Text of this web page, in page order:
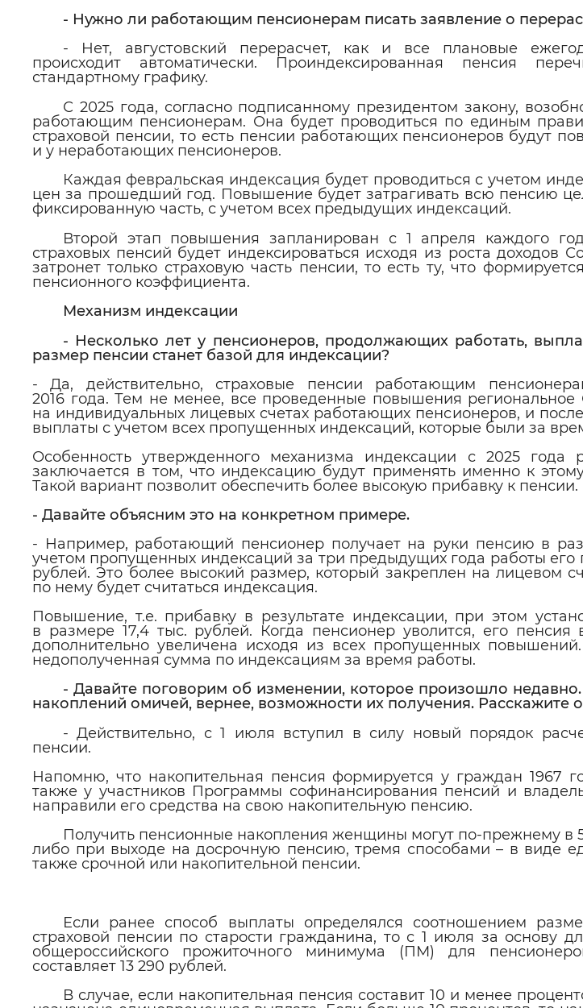
- Нужно ли работающим пенсионерам писать заявление о
- Нет, августовский перерасчет, как и все плановые
происходит автоматически. Проиндексированная пенсия
стандартному графику.
С 2025 года, согласно подписанному президентом закону,
работающим пенсионерам. Она будет проводиться по единым
страховой пенсии, то есть пенсии работающих пенсионеров будут
и у неработающих пенсионеров.
Каждая февральская индексация будет проводиться с учетом
цен за прошедший год. Повышение будет затрагивать всю пенсию
фиксированную часть, с учетом всех предыдущих индексаций.
Второй этап повышения запланирован с 1 апреля каждого
страховых пенсий будет индексироваться исходя из роста доходов
затронет только страховую часть пенсии, то есть ту, что
пенсионного коэффициента.
Механизм индексации
- Несколько лет у пенсионеров, продолжающих работать,
размер пенсии станет базой для индексации?
- Да, действительно, страховые пенсии работающим
2016 года. Тем не менее, все проведенные повышения
на индивидуальных лицевых счетах работающих пенсионеров, и
выплаты с учетом всех пропущенных индексаций, которые были за
Особенность утвержденного механизма индексации с 2025 года
заключается в том, что индексацию будут применять именно к
Такой вариант позволит обеспечить более высокую прибавку к пенсии.
- Давайте объясним это на конкретном примере.
- Например, работающий пенсионер получает на руки пенсию в
учетом пропущенных индексаций за три предыдущих года работы его
рублей. Это более высокий размер, который закреплен на лицевом
по нему будет считаться индексация.
Повышение, т.е. прибавку в результате индексации, при этом
в размере 17,4 тыс. рублей. Когда пенсионер уволится, его пенсия
дополнительно увеличена исходя из всех пропущенных
недополученная сумма по индексациям за время работы.
- Давайте поговорим об изменении, которое произошло
накоплений омичей, вернее, возможности их получения. Расскажите
- Действительно, с 1 июля вступил в силу новый порядок
пенсии.
Напомню, что накопительная пенсия формируется у граждан 1967
также у участников Программы софинансирования пенсий и
направили его средства на свою накопительную пенсию.
Получить пенсионные накопления женщины могут по-прежнему в
либо при выходе на досрочную пенсию, тремя способами – в виде
также срочной или накопительной пенсии.
Если ранее способ выплаты определялся соотношением
страховой пенсии по старости гражданина, то с 1 июля за основу
общероссийского прожиточного минимума (ПМ) для
составляет 13 290 рублей.
В случае, если накопительная пенсия составит 10 и менее